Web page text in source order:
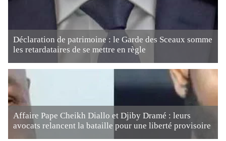
Déclaration de patrimoine : le Garde des Sceaux somme
les retardataires de se mettre en règle
Affaire Pape Cheikh Diallo et Djiby Dramé : leurs
avocats relancent la bataille pour une liberté provisoire